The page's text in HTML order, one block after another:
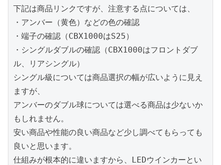
下記は商品リンクですが、注意する点については、
・アンバー（黄色）などの色の確認
・端子の確認（CBX1000はS25）
・シングルダブルの確認（CBX1000はフロントダブ
ル、リアシングル）
シングル級については商品選択の幅が広いように見え
ますが、
アンバーのダブル球については選べる商品は少ないか
もしれません。
安い商品や性能の良い商品など少し調べてもらっても
良いと思います。
仕組みが根本的に違いますから、LEDウインカーとい